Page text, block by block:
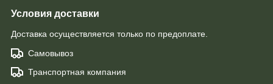
Условия доставки
Доставка осуществляется только по предоплате.
Самовывоз
Транспортная компания